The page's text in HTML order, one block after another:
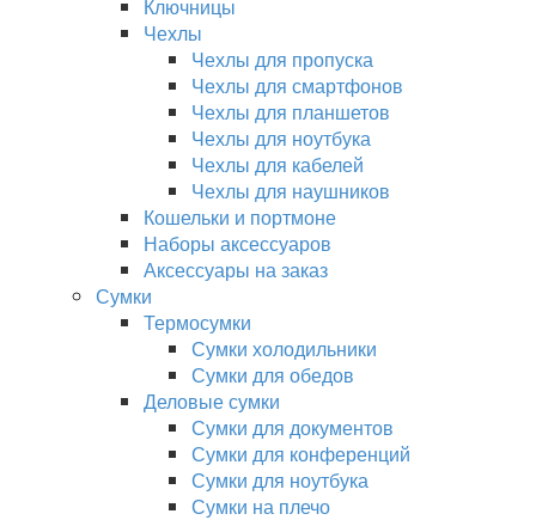
Ключницы
Чехлы
Чехлы для пропуска
Чехлы для смартфонов
Чехлы для планшетов
Чехлы для ноутбука
Чехлы для кабелей
Чехлы для наушников
Кошельки и портмоне
Наборы аксессуаров
Аксессуары на заказ
Сумки
Термосумки
Сумки холодильники
Сумки для обедов
Деловые сумки
Сумки для документов
Сумки для конференций
Сумки для ноутбука
Сумки на плечо